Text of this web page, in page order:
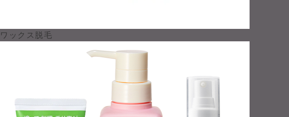
ワックス脱毛